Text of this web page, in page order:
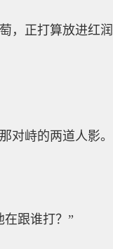
，正打算放进红
对峙的两道人影。
跟谁打？”